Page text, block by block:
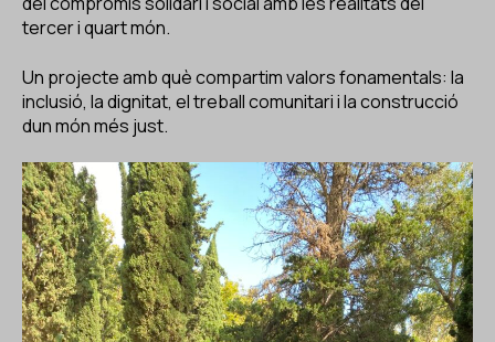
tercer i quart món.
Un projecte amb què compartim valors fonamentals: la
inclusió, la dignitat, el treball comunitari i la construcció
dun món més just.